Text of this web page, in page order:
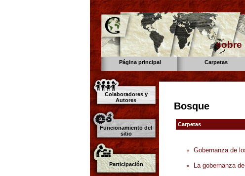
sobre
Página principal Carpetas
Colaboradores y
Autores
Funcionamiento del
sitio
Participación
Bosque
Carpetas
Gobernanza de
La gobernanza